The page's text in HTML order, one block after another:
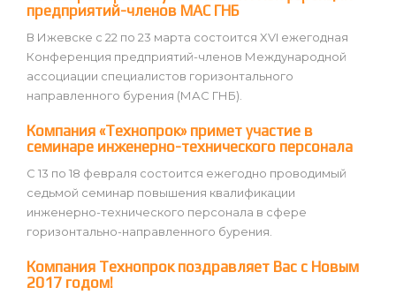
предприятий-членов МАС ГНБ
В Ижевске с 22 по 23 марта состоится XVI ежегодная
Конференция предприятий-членов Международной
ассоциации специалистов горизонтального
направленного бурения (МАС ГНБ).
Компания «Технопрок» примет участие в
семинаре инженерно-технического персонала
С 13 по 18 февраля состоится ежегодно проводимый
седьмой семинар повышения квалификации
инженерно-технического персонала в сфере
горизонтально-направленного бурения.
Компания Технопрок поздравляет Вас с Новым
2017 годом!